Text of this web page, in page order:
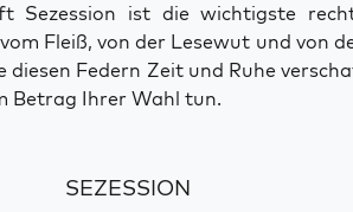
Sezession ist die wichtigste
Fleiß, von der Lesewut und von
diesen Federn Zeit und Ruhe
Betrag Ihrer Wahl tun.
SEZESSION